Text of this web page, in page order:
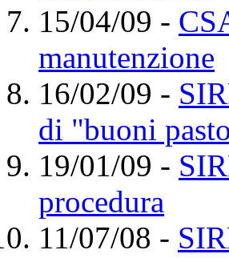
15/04/09 -
manutenzione
16/02/09 -
di "buoni
19/01/09 -
procedura
11/07/08 -